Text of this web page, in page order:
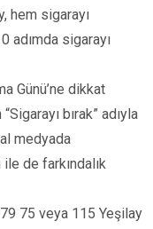
hem sigarayı
adımda sigarayı
Günü’ne dikkat
bırak” adıyla
medyada
de farkındalık
75 veya 115 Yeşilay